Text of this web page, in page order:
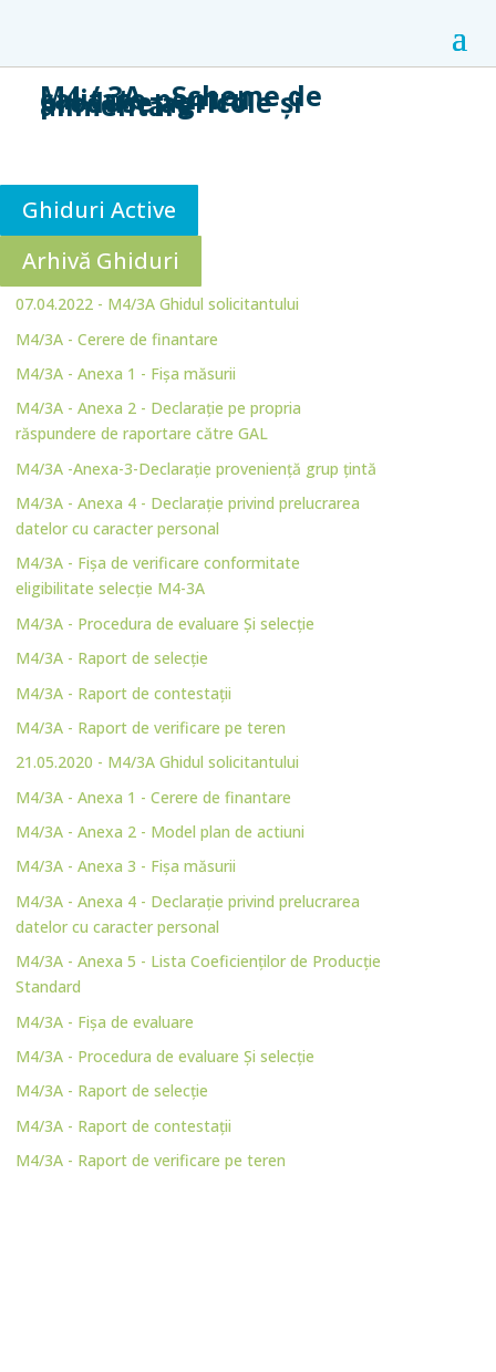
M4 / 3A – Scheme de
calitate pentru
produse agricole și
alimentare
Ghiduri Active
Arhivă Ghiduri
07.04.2022 - M4/3A Ghidul solicitantului
M4/3A - Cerere de finantare
M4/3A - Anexa 1 - Fișa măsurii
M4/3A - Anexa 2 - Declarație pe propria
răspundere de raportare către GAL
M4/3A -Anexa-3-Declarație proveniență grup țintă
M4/3A - Anexa 4 - Declarație privind prelucrarea
datelor cu caracter personal
M4/3A - Fișa de verificare conformitate
eligibilitate selecție M4-3A
M4/3A - Procedura de evaluare Și selecție
M4/3A - Raport de selecție
M4/3A - Raport de contestații
M4/3A - Raport de verificare pe teren
21.05.2020 - M4/3A Ghidul solicitantului
M4/3A - Anexa 1 - Cerere de finantare
M4/3A - Anexa 2 - Model plan de actiuni
M4/3A - Anexa 3 - Fișa măsurii
M4/3A - Anexa 4 - Declarație privind prelucrarea
datelor cu caracter personal
M4/3A - Anexa 5 - Lista Coeficienților de Producție
Standard
M4/3A - Fișa de evaluare
M4/3A - Procedura de evaluare Și selecție
M4/3A - Raport de selecție
M4/3A - Raport de contestații
M4/3A - Raport de verificare pe teren